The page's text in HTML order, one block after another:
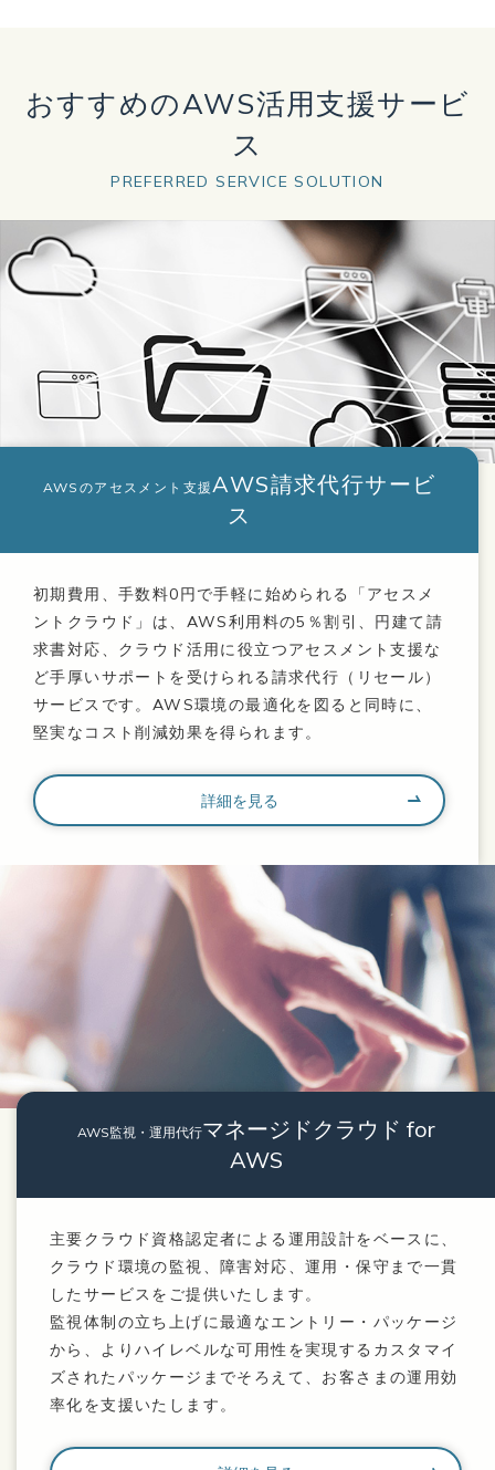
おすすめのAWS活用支援サービ
ス
PREFERRED SERVICE SOLUTION
AWSのアセスメント支援AWS請求代行サービ
ス
初期費用、手数料0円で手軽に始められる「アセスメ
ントクラウド」は、AWS利用料の5％割引、円建て請
求書対応、クラウド活用に役立つアセスメント支援な
ど手厚いサポートを受けられる請求代行（リセール）
サービスです。AWS環境の最適化を図ると同時に、
堅実なコスト削減効果を得られます。
詳細を見る
AWS監視・運用代行マネージドクラウド for
AWS
主要クラウド資格認定者による運用設計をベースに、
クラウド環境の監視、障害対応、運用・保守まで一貫
したサービスをご提供いたします。
監視体制の立ち上げに最適なエントリー・パッケージ
から、よりハイレベルな可用性を実現するカスタマイ
ズされたパッケージまでそろえて、お客さまの運用効
率化を支援いたします。